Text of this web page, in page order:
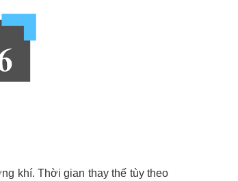
khí. Thời gian thay thế tùy theo